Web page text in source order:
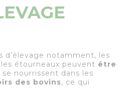
d’élevage notamment, les
étourneaux peuvent être
se nourrissent dans les
des bovins, ce qui